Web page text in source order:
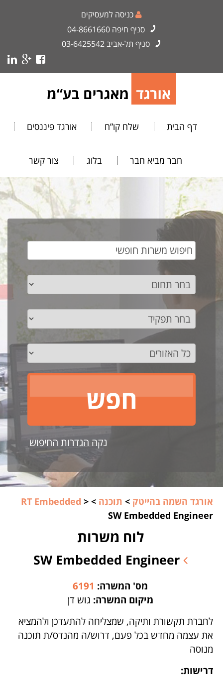
כניסה למעסיקים
סניף חיפה 04-8661660
סניף תל-אביב03-6425542
דף הבית שלח קו”ח אורגד פיננסים
חבר מביא חבר בלוג צור קשר
נקה הגדרות החיפוש
אורגד השמה בהייטק > תוכנה >
RT Embedded >
SW Embedded Engineer
לוח משרות
SW Embedded Engineer
מס' המשרה: 6191
מיקום המשרה: גוש דן
לחברת תקשורת ותיקה, שמצליחה להתעדכן ולהמציא
את עצמה מחדש בכל פעם, דרוש/ה מהנדס/ת תוכנה
מנוסה
דרישות: